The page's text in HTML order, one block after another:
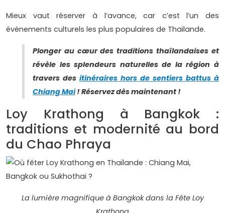
Mieux vaut réserver à l’avance, car c’est l’un des
événements culturels les plus populaires de Thaïlande.
Plonger au cœur des traditions thaïlandaises et
révèle les splendeurs naturelles de la région à
travers des itinéraires hors de sentiers battus à
Chiang Mai! Réservez dès maintenant !
Loy Krathong à Bangkok :
traditions et modernité au bord
du Chao Phraya
La lumière magnifique à Bangkok dans la Fête Loy